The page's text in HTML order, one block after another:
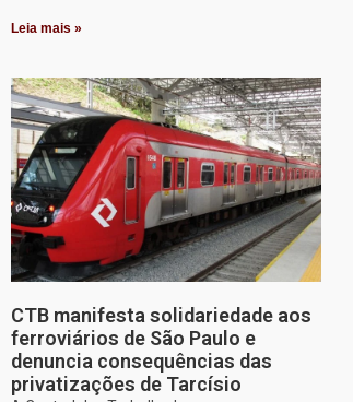
Leia mais »
CTB manifesta solidariedade aos
ferroviários de São Paulo e
denuncia consequências das
privatizações de Tarcísio